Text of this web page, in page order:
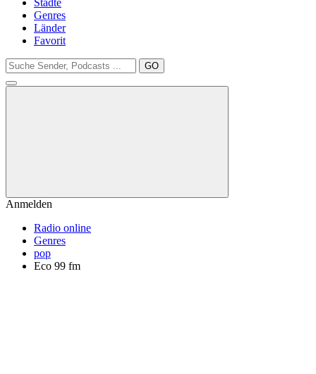
Städte
Genres
Länder
Favorit
GO
Anmelden
Radio online
Genres
pop
Eco 99 fm